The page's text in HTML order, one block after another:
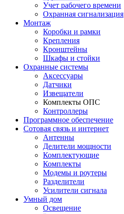
Учет рабочего времени
Охранная сигнализация
Монтаж
Коробки и рамки
Крепления
Кронштейны
Шкафы и стойки
Охранные системы
Аксессуары
Датчики
Извещатели
Комплекты ОПС
Контроллеры
Программное обеспечение
Сотовая связь и интернет
Антенны
Делители мощности
Комплектующие
Комплекты
Модемы и роутеры
Разделители
Усилители сигнала
Умный дом
Освещение